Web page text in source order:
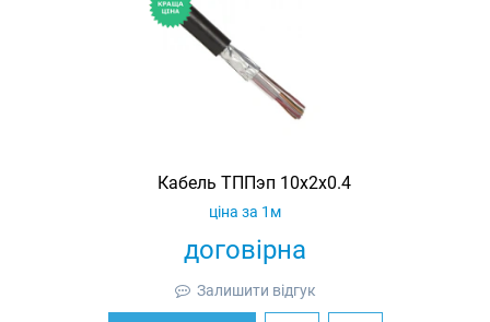
Кабель ТППэп 10х2х0.4
договірна
ціна за 1м
Залишити відгук